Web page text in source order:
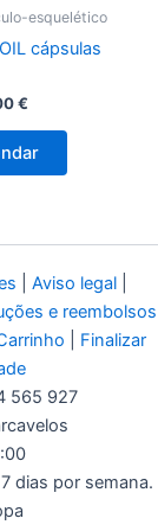
esquelético
cápsulas
€
é:
Aviso legal
e reembolsos
Finalizar
565 927
dias por semana.